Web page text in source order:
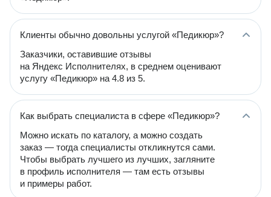
Клиенты обычно довольны услугой «Педикюр»?
Заказчики, оставившие отзывы
на Яндекс Исполнителях, в среднем оценивают
услугу «Педикюр» на 4.8 из 5.
Как выбрать специалиста в сфере «Педикюр»?
Можно искать по каталогу, а можно создать
заказ — тогда специалисты откликнутся сами.
Чтобы выбрать лучшего из лучших, загляните
в профиль исполнителя — там есть отзывы
и примеры работ.